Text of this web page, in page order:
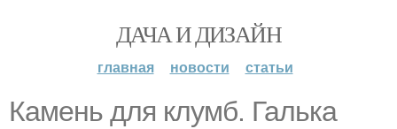
ДАЧА И ДИЗАЙН
главная новости статьи
Камень для клумб. Галька